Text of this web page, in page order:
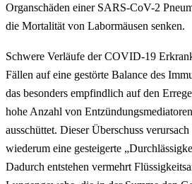
Organschäden einer SARS-CoV-2
die Mortalität von Labormäusen senken.
Schwere Verläufe der COVID-19
Fällen auf eine gestörte Balance des
das besonders empfindlich auf den
hohe Anzahl von
ausschüttet. Dieser Überschuss
wiederum eine gesteigerte
Dadurch entstehen vermehrt